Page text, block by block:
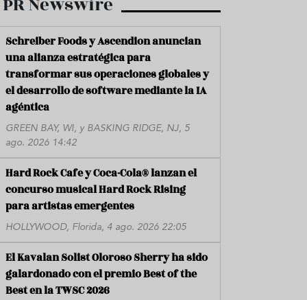
Schreiber Foods y Ascendion anuncian
una alianza estratégica para
transformar sus operaciones globales y
el desarrollo de software mediante la IA
agéntica
GREEN BAY, WI, y BASKING RIDGE, NJ, 5
ago. 2026 14:42
Hard Rock Cafe y Coca-Cola® lanzan el
concurso musical Hard Rock Rising
para artistas emergentes
HOLLYWOOD, Florida, 4 ago. 2026 22:05
El Kavalan Solist Oloroso Sherry ha sido
galardonado con el premio Best of the
Best en la TWSC 2026